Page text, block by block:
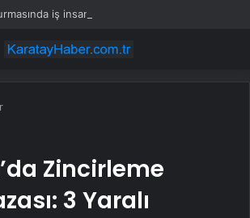
Zincirleme
3 Yaralı